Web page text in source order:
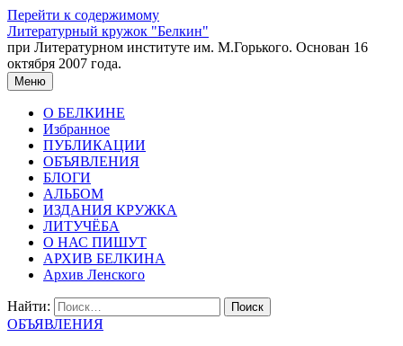
Перейти к содержимому
Литературный кружок "Белкин"
при Литературном институте им. М.Горького. Основан 16
октября 2007 года.
Меню
О БЕЛКИНЕ
Избранное
ПУБЛИКАЦИИ
ОБЪЯВЛЕНИЯ
БЛОГИ
АЛЬБОМ
ИЗДАНИЯ КРУЖКА
ЛИТУЧЁБА
О НАС ПИШУТ
АРХИВ БЕЛКИНА
Архив Ленского
Найти:
ОБЪЯВЛЕНИЯ